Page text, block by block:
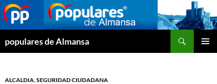
populares de Almansa
ALCALDIA,SEGURIDAD CIUDADANA